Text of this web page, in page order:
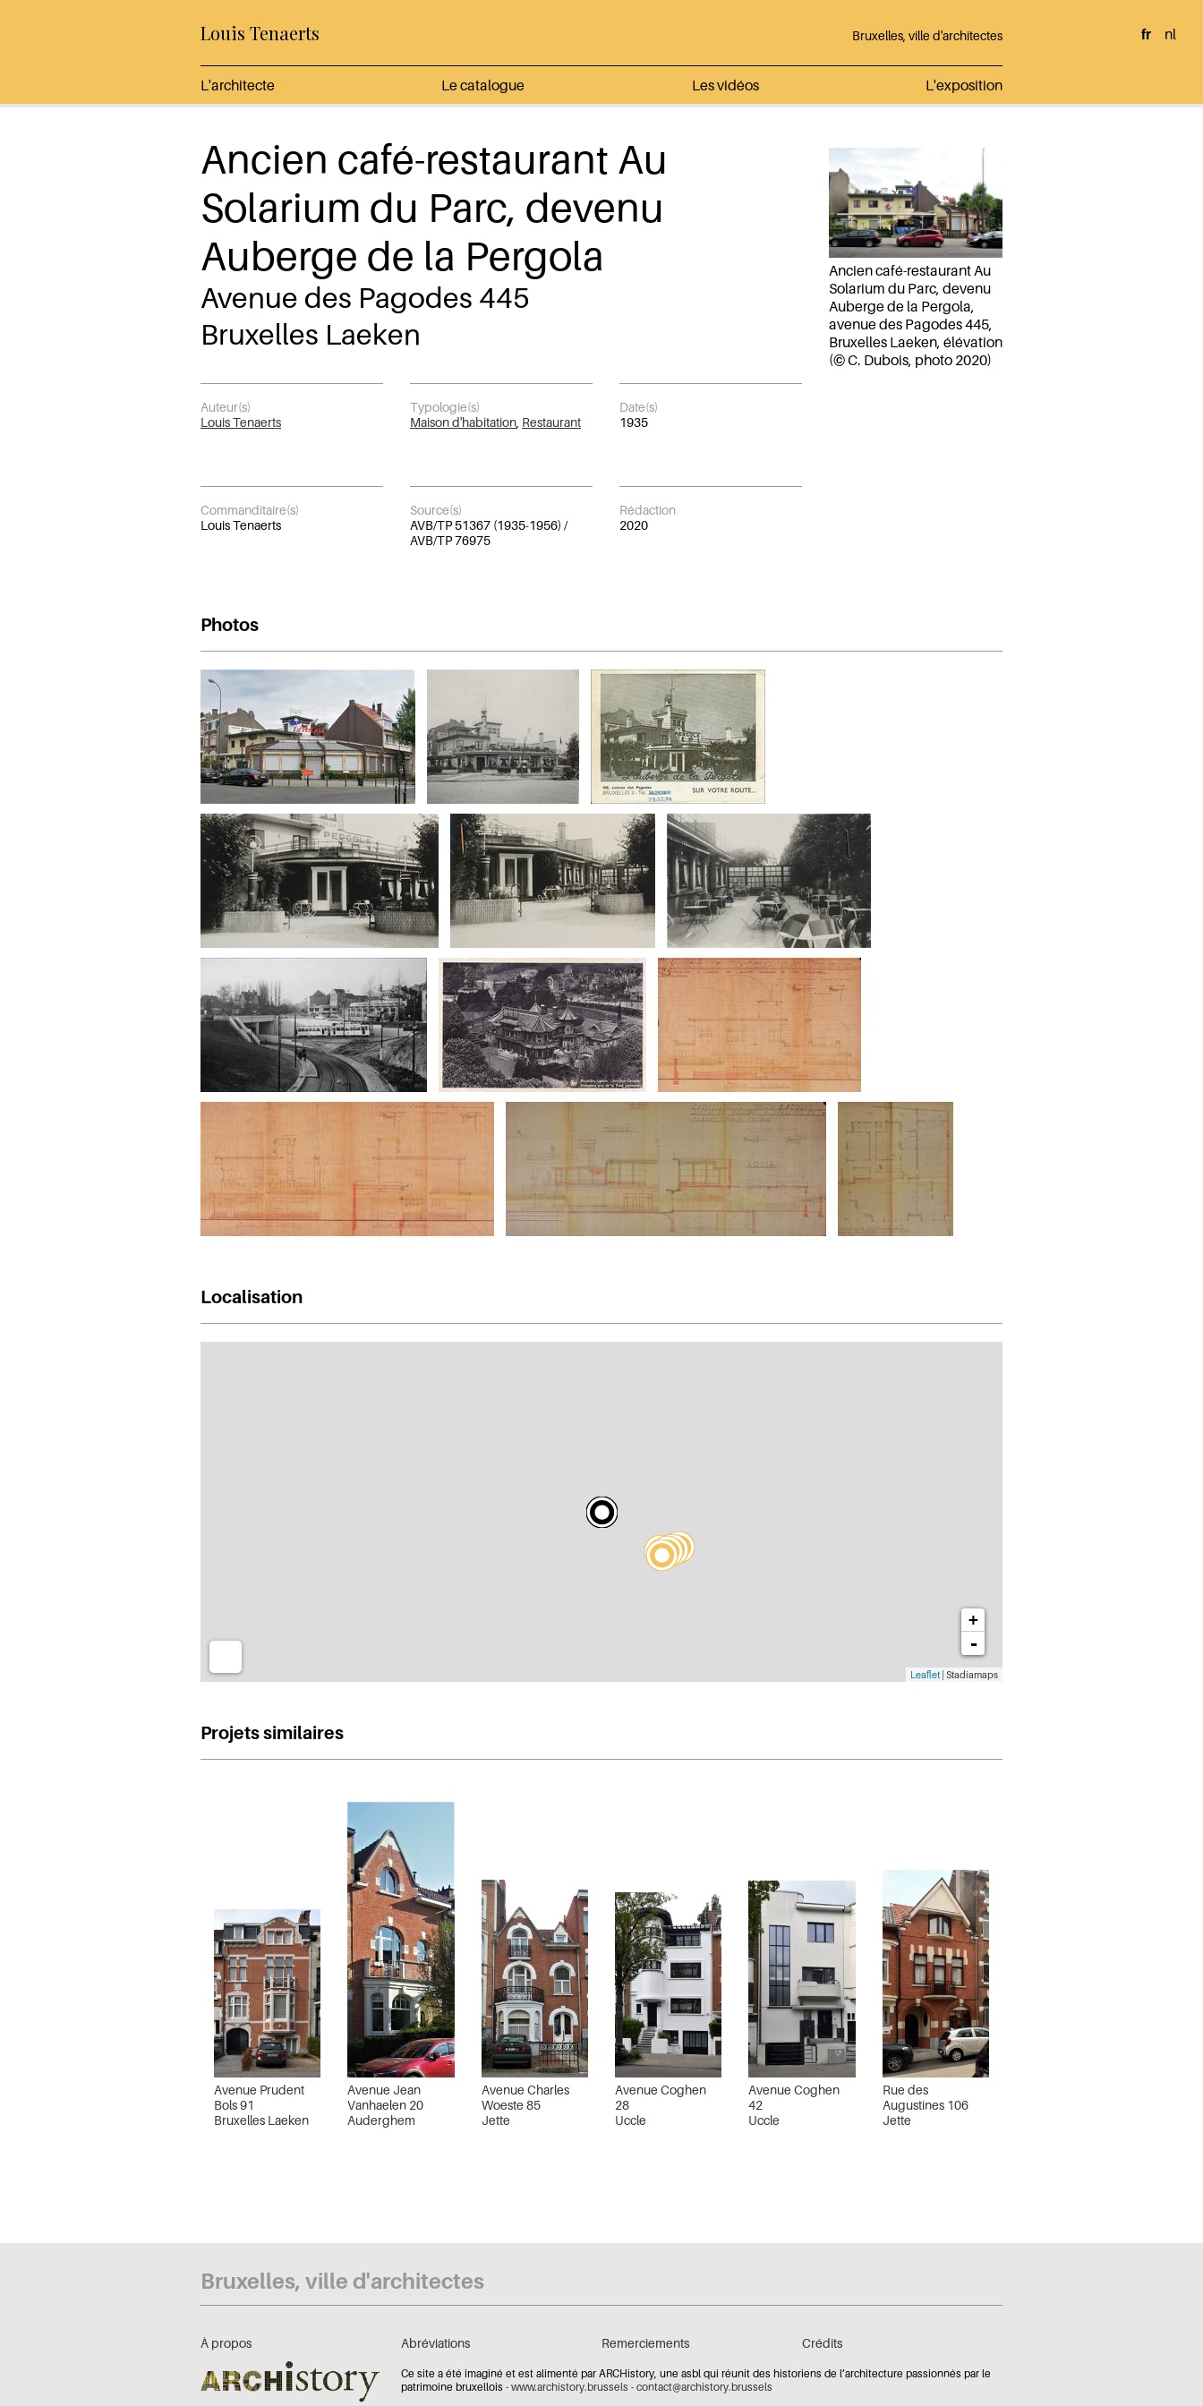
Louis Tenaerts Bruxelles, ville d'architectes
L'architecte Le catalogue Les vidéos L'exposition
fr nl
Ancien café-restaurant Au
Solarium du Parc, devenu
Auberge de la Pergola
Avenue des Pagodes 445
Bruxelles Laeken
Auteur(s)
Louis Tenaerts
Typologie(s)
Maison d'habitation Restaurant
Date(s)
1935
Commanditaire(s)
Louis Tenaerts
Source(s)
AVB/TP 51367 (1935-1956) /
AVB/TP 76975
Rédaction
2020
Ancien café-restaurant Au
Solarium du Parc, devenu
Auberge de la Pergola,
avenue des Pagodes 445,
Bruxelles Laeken, élévation
(© C. Dubois, photo 2020)
Photos
Localisation
+
-
Leaflet | Stadiamaps
Projets similaires
Avenue Prudent
Bols 91
Bruxelles Laeken
Avenue Jean
Vanhaelen 20
Auderghem
Avenue Charles
Woeste 85
Jette
Avenue Coghen
28
Uccle
Avenue Coghen
42
Uccle
Rue des
Augustines 106
Jette
Bruxelles, ville d'architectes
À propos Abréviations Remerciements Crédits
Ce site a été imaginé et est alimenté par ARCHistory, une asbl qui réunit des historiens de l’architecture passionnés par le
patrimoine bruxellois - www.archistory.brussels - contact@archistory.brussels